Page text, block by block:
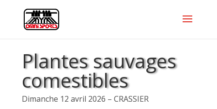
Plantes sauvages
comestibles
Dimanche 12 avril 2026 – CRASSIER